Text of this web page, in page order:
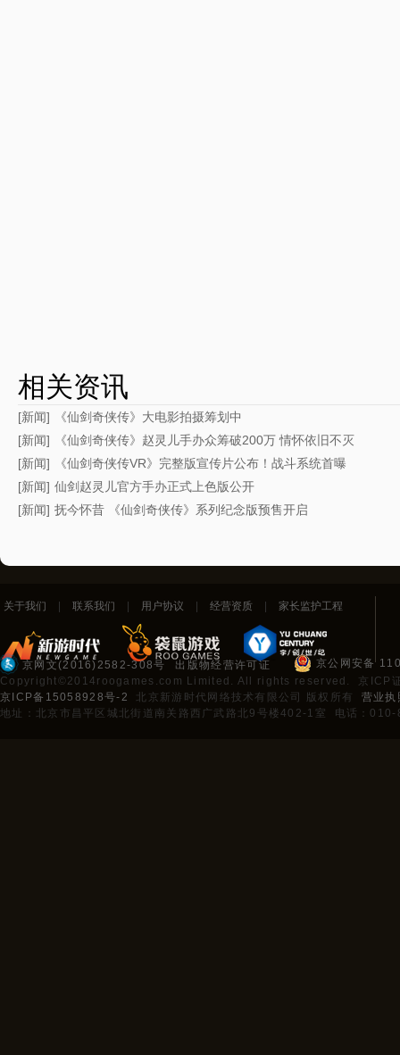
相关资讯
[新闻]
《仙剑奇侠传》大电影拍摄筹划中
[新闻]
《仙剑奇侠传》赵灵儿手办众筹破200万 情怀依旧不灭
[新闻]
《仙剑奇侠传VR》完整版宣传片公布！战斗系统首曝
[新闻] 仙剑赵灵儿官方手办正式上色版公开
[新闻] 抚今怀昔 《仙剑奇侠传》系列纪念版预售开启
关于我们 联系我们 用户协议 经营资质 家长监护工程
京网文(2016)2582-308号 出版物经营许可证
京公网安备
Copyright©2014roogames.com Limited. All rights reserved. 京ICP
京ICP备15058928号-2
北京新游时代网络技术有限公司 版权所有 营业执
地址：北京市昌平区城北街道南关路西广武路北9号楼402-1室 电话：